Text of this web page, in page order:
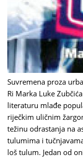
Suvremena proza
Ri Marka Luke
literaturu mlađe
riječkim uličnim
težinu odrastanja na
tulumima i
loš tulum. Jedan od